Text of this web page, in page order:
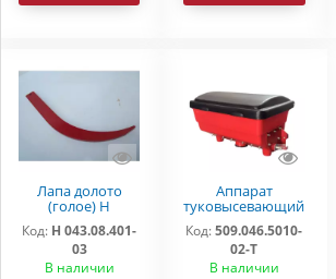
Лапа долото
(голое) Н
043.08.401-03
Код: Н 043.08.401-
03
В наличии
Аппарат
туковысевающий
509.046.5010-02-Т
Код: 509.046.5010-
02-Т
В наличии